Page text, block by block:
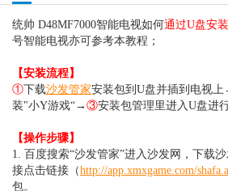
统帅 D48MF7000智能电视如何通过U盘安装
号智能电视亦可参考本教程；
【安装流程】
①下载沙发管家安装包到U盘并插到电视
装"小Y游戏“→ ③安装包管理里进入U盘进
【操作步骤】
1. 百度搜索“沙发管家”进入沙发网，下载
接点击链接（http://app.xmxgame.com/
包。